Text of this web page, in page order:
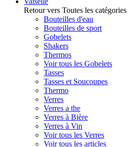
Retour vers Toutes les catégories
Bouteilles d'eau
Bouteilles de sport
Gobelets
Shakers
Thermos
Voir tous les Gobelets
Tasses
Tasses et Soucoupes
Thermo
Verres
Verres a the
Verres à Bière
Verres à Vin
Voir tous les Verres
Voir tous les articles